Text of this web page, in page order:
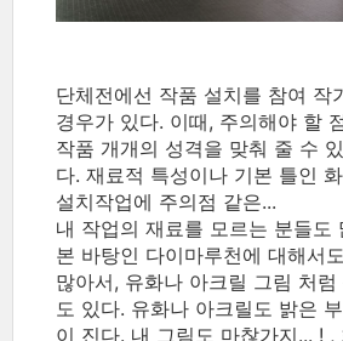
단체전에선 작품 설치를 참여 작
경우가 있다. 이때, 주의해야 할
작품 개개의 성격을 맞춰 줄 수
다. 재료적 특성이나 기본 틀인
설치작업에 주의점 같은...
내 작업의 재료를 모르는 분들도
본 바탕인 다이마루천에 대해서
많아서, 유화나 아크릴 그림 처
도 있다. 유화나 아크릴도 밝은
이 진다. 내 그림도 마찮가지... ! ,